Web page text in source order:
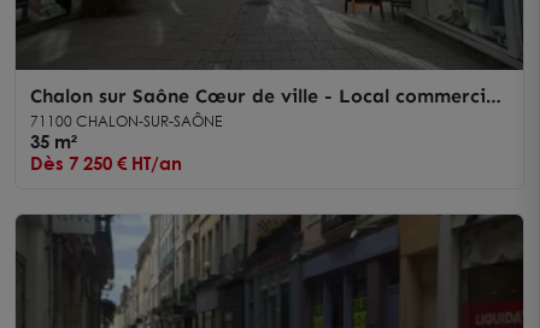
Chalon sur Saône Cœur de ville - Local commercial
35 m² à céder
71100 CHALON-SUR-SAÔNE
35 m²
Dès 7 250 € HT/an